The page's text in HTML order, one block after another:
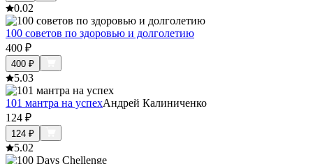
0.02
100 советов по здоровью и долголетию
400 ₽
400 ₽
5.03
101 мантра на успехАндрей Калиниченко
124 ₽
124 ₽
5.02